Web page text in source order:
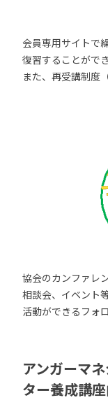
会員専用サイトで
復習することができ
また、再受講制度
協会のカンファレ
相談会、イベント
活動ができるフォ
アンガーマ
ター養成講